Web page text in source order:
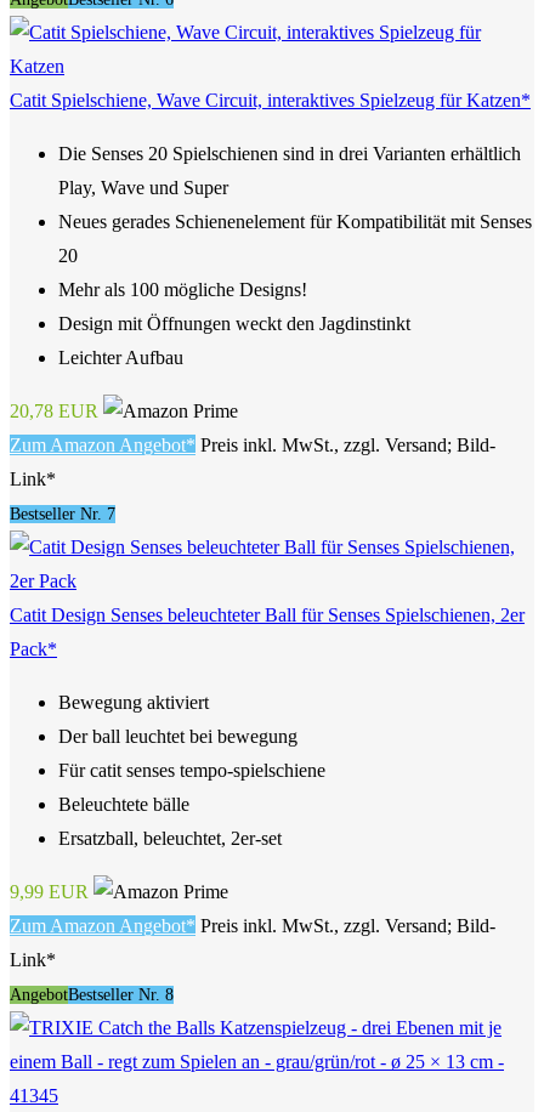
Catit Spielschiene, Wave Circuit, interaktives Spielzeug für Katzen*
Die Senses 20 Spielschienen sind in drei Varianten erhältlich
Play, Wave und Super
Neues gerades Schienenelement für Kompatibilität mit Senses
20
Mehr als 100 mögliche Designs!
Design mit Öffnungen weckt den Jagdinstinkt
Leichter Aufbau
20,78 EUR
Zum Amazon Angebot* Preis inkl. MwSt., zzgl. Versand; Bild-
Link*
Bestseller Nr. 7
Catit Design Senses beleuchteter Ball für Senses Spielschienen, 2er
Pack*
Bewegung aktiviert
Der ball leuchtet bei bewegung
Für catit senses tempo-spielschiene
Beleuchtete bälle
Ersatzball, beleuchtet, 2er-set
9,99 EUR
Zum Amazon Angebot* Preis inkl. MwSt., zzgl. Versand; Bild-
Link*
AngebotBestseller Nr. 8